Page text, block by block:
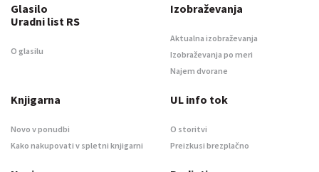
Glasilo
Uradni list RS
O glasilu
Izobraževanja
Aktualna izobraževanja
Izobraževanja po meri
Najem dvorane
Knjigarna
Novo v ponudbi
Kako nakupovati v spletni knjigarni
UL info tok
O storitvi
Preizkusi brezplačno